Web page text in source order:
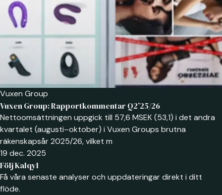
Vuxen Group
Vuxen Group: Rapportkommentar Q2’25/26
Nettoomsättningen uppgick till 57,6 MSEK (53,1) i det andra
kvartalet (augusti–oktober) i Vuxen Groups brutna
räkenskapsår 2025/26, vilket m
19 dec. 2025
Följ Kalqyl
Få våra senaste analyser och uppdateringar direkt i ditt
flöde.